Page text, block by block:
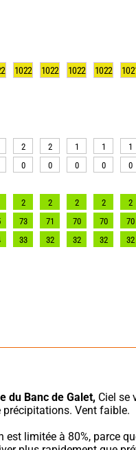
1022 1022 1022 1022
2 2 1 1 1
0 0 0 0 0
2 2 2 2 2
73 71 70 70 70
33 32 32 32 32
du Banc de Galet, Ciel se
précipitations. Vent faible.
limitée à 80%, parce